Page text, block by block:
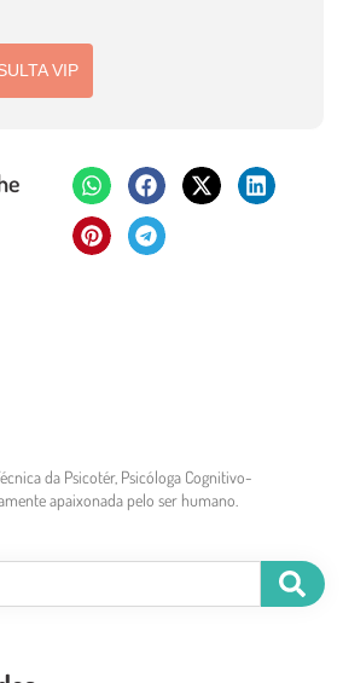
VIP
da Psicotér, Psicóloga Cognitivo-
apaixonada pelo ser humano.